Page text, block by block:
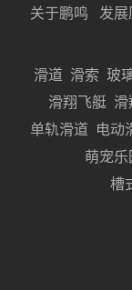
关于鹏鸣
发展
滑道 滑索 玻
滑翔飞艇 滑
单轨滑道
电动
萌宠乐
槽